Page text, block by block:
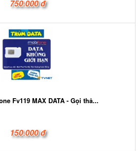
750.000 đ
Fv119 MAX DATA - Gọi thả...
150.000 đ